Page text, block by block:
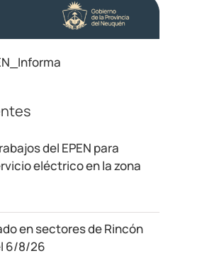
del EPEN para
eléctrico en la zona
en sectores de Rincón
6/8/26